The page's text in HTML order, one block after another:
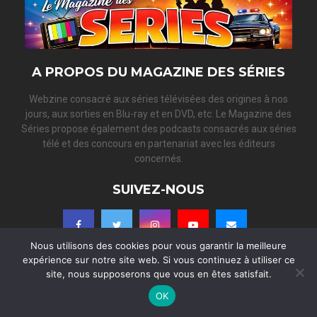
C
A PROPOS DU MAGAZINE DES SÉRIES
Webzine consacré aux séries télévisées des origines à nos
jours, aux sorties en Blu-ray et en DVD, etc. Le Magazine des
Séries propose également des podcasts consacrés aux séries
télé et des concours en partenariat avec les éditeurs
concernés.
SUIVEZ-NOUS
2022/2026 - Le Magazine des Séries - Tous droits réservés -
- Développement et adaptation
Nous utilisons des cookies pour vous garantir la meilleure
expérience sur notre site web. Si vous continuez à utiliser ce
site, nous supposerons que vous en êtes satisfait.
OK